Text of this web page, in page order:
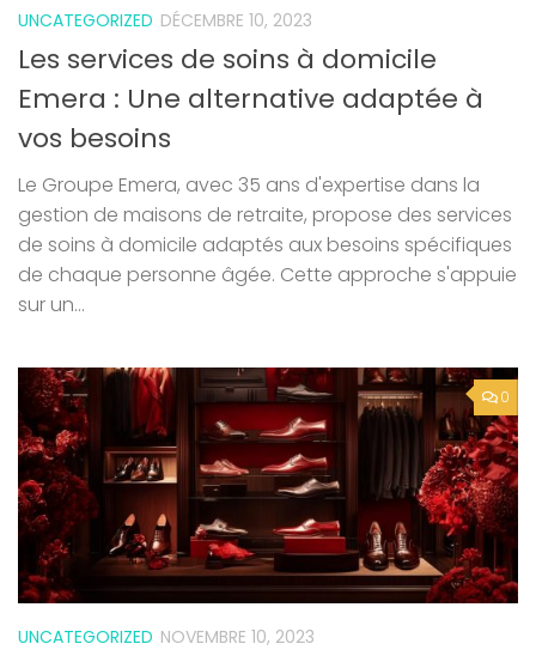
UNCATEGORIZED DÉCEMBRE 10, 2023
Les services de soins à domicile
Emera : Une alternative adaptée à
vos besoins
Le Groupe Emera, avec 35 ans d'expertise dans la
gestion de maisons de retraite, propose des services
de soins à domicile adaptés aux besoins spécifiques
de chaque personne âgée. Cette approche s'appuie
sur un...
0
UNCATEGORIZED NOVEMBRE 10, 2023